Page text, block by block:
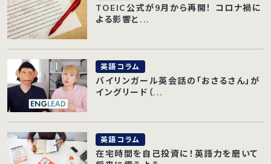
TOEIC公式が9月から再開！ コロナ禍に
よる影響と...
英語コラム
バイリンガール英会話の「おさるさん」が
イングリード（...
英語コラム
在宅時間を自己投資に！英語力を磨いて